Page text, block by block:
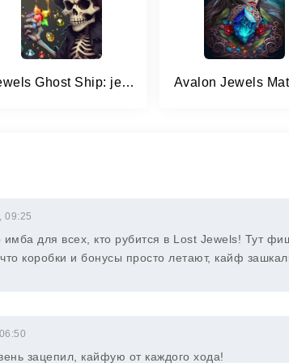
Jewels Ghost Ship: jewel games Avalon Jewels
09:25
для всех, кто рубится в Lost Jewels! Тут
коробки и бонусы просто летают, кайф
зацепил, кайфую от каждого хода!